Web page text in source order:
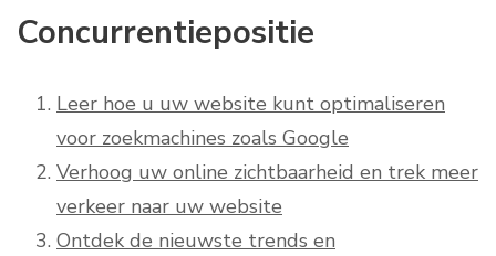
Concurrentiepositie
Leer hoe u uw website kunt optimaliseren
voor zoekmachines zoals Google
Verhoog uw online zichtbaarheid en trek meer
verkeer naar uw website
Ontdek de nieuwste trends en